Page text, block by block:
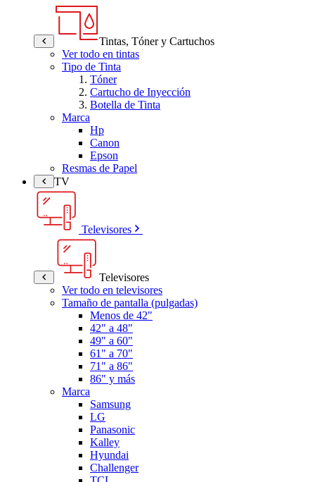
Tintas, Tóner y Cartuchos
Ver todo en tintas
Tipo de Tinta
Tóner
Cartucho de Inyección
Botella de Tinta
Marca
Hp
Canon
Epson
Resmas de Papel
TV
Televisores
Televisores
Ver todo en televisores
Tamaño de pantalla (pulgadas)
Menos de 42"
42" a 48"
49" a 60"
61" a 70"
71" a 86"
86" y más
Marca
Samsung
LG
Panasonic
Kalley
Hyundai
Challenger